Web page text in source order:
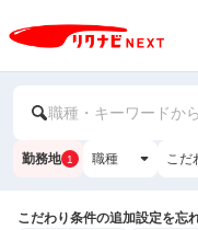
職種・キーワードか
勤務地 1 職種 こだ
こだわり条件の追加設定を忘